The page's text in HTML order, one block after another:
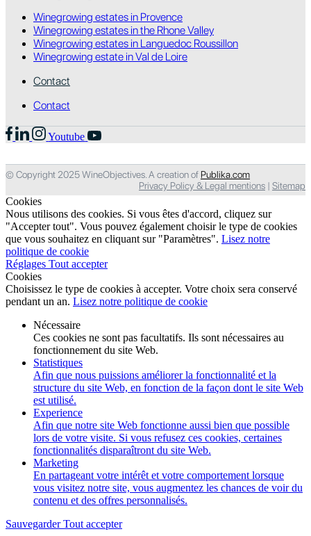
Winegrowing estates in Provence
Winegrowing estates in the Rhone Valley
Winegrowing estates in Languedoc Roussillon
Winegrowing estate in Val de Loire
Contact
Contact
Youtube
© Copyright 2025 WineObjectives. A creation of Publika.com
Privacy Policy & Legal mentions | Sitemap
Cookies
Nous utilisons des cookies. Si vous êtes d'accord, cliquez sur
"Accepter tout". Vous pouvez également choisir le type de cookies
que vous souhaitez en cliquant sur "Paramètres". Lisez notre
politique de cookie
Réglages Tout accepter
Cookies
Choisissez le type de cookies à accepter. Votre choix sera conservé
pendant un an. Lisez notre politique de cookie
Nécessaire
Ces cookies ne sont pas facultatifs. Ils sont nécessaires au
fonctionnement du site Web.
Statistiques
Afin que nous puissions améliorer la fonctionnalité et la
structure du site Web, en fonction de la façon dont le site Web
est utilisé.
Experience
Afin que notre site Web fonctionne aussi bien que possible
lors de votre visite. Si vous refusez ces cookies, certaines
fonctionnalités disparaîtront du site Web.
Marketing
En partageant votre intérêt et votre comportement lorsque
vous visitez notre site, vous augmentez les chances de voir du
contenu et des offres personnalisés.
SauvegarderTout accepter